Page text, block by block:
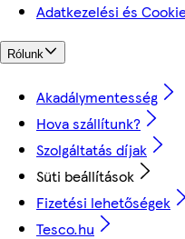
Adatkezelési és
Rólunk
Akadálymentesség
Hova szállítunk?
Szolgáltatás díjak
Süti beállítások
Fizetési lehetőségek
Tesco.hu